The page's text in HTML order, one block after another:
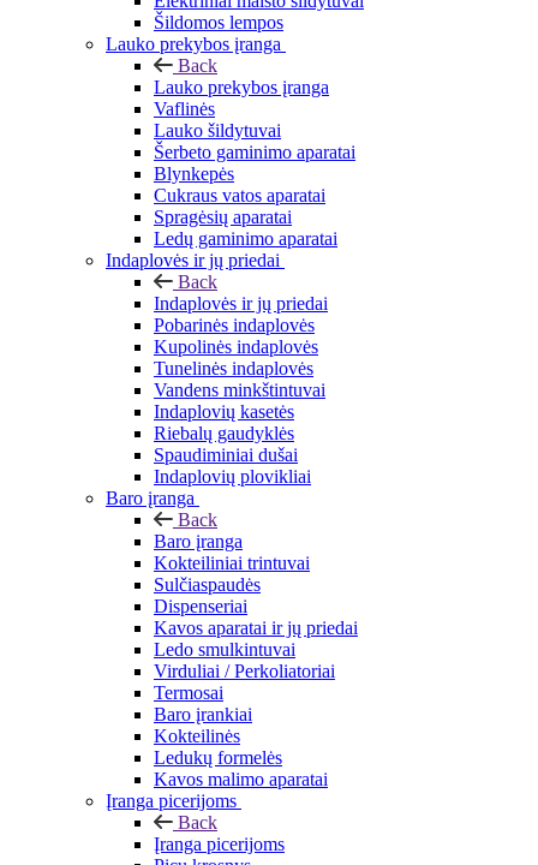
Šildomos lempos
Lauko prekybos įranga
Back
Lauko prekybos įranga
Vaflinės
Lauko šildytuvai
Šerbeto gaminimo aparatai
Blynkepės
Cukraus vatos aparatai
Spragėsių aparatai
Ledų gaminimo aparatai
Indaplovės ir jų priedai
Back
Indaplovės ir jų priedai
Pobarinės indaplovės
Kupolinės indaplovės
Tunelinės indaplovės
Vandens minkštintuvai
Indaplovių kasetės
Riebalų gaudyklės
Spaudiminiai dušai
Indaplovių plovikliai
Baro įranga
Back
Baro įranga
Kokteiliniai trintuvai
Sulčiaspaudės
Dispenseriai
Kavos aparatai ir jų priedai
Ledo smulkintuvai
Virduliai / Perkoliatoriai
Termosai
Baro įrankiai
Kokteilinės
Ledukų formelės
Kavos malimo aparatai
Įranga picerijoms
Back
Įranga picerijoms